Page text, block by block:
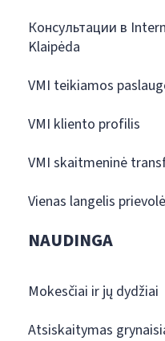
Консультации в
Klaipėda
VMI teikiamos
VMI kliento profilis
VMI skaitmeninė
Vienas langelis
NAUDINGA
Mokesčiai ir jų dydžiai
Atsiskaitymas